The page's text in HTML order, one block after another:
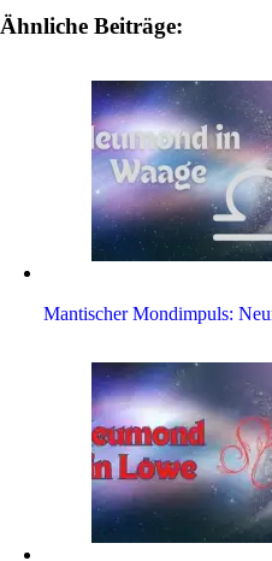
Ähnliche Beiträge:
Man­ti­scher Mond­im­puls: